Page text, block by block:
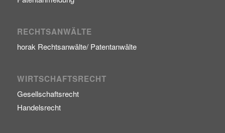
RECHTSANWÄLTE
horak Rechtsanwälte/ Patentanwälte
WIRTSCHAFTSRECHT
Gesellschaftsrecht
Handelsrecht